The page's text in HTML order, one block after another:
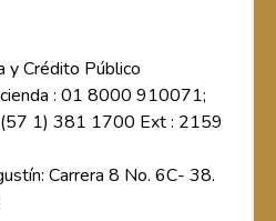
y Crédito Público
: 01 8000 910071;
1) 381 1700 Ext : 2159
Carrera 8 No. 6C- 38.